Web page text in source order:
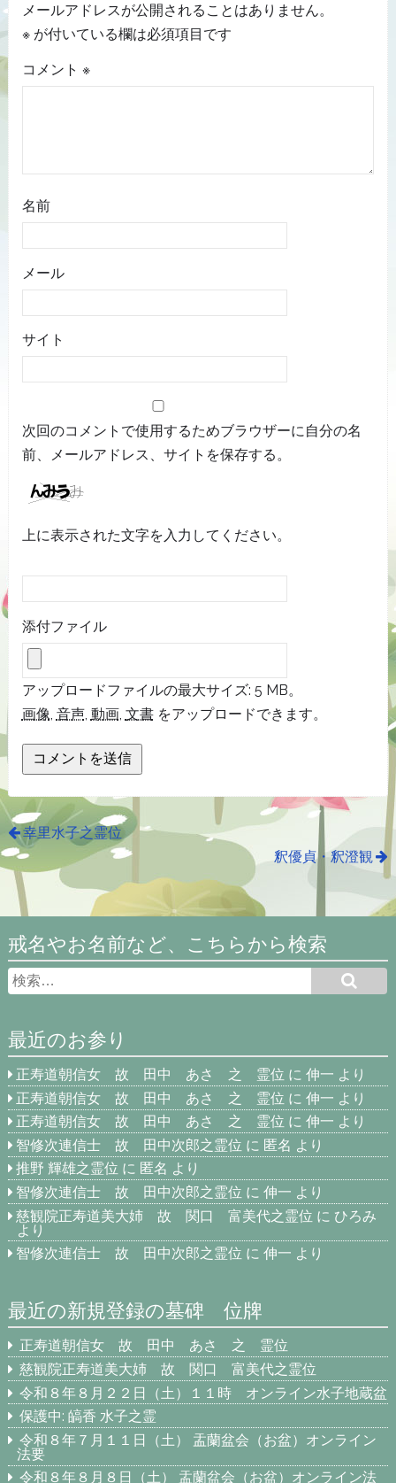
メールアドレスが公開されることはありません。
※が付いている欄は必須項目です
コメント ※
名前
メール
サイト
次回のコメントで使用するためブラウザーに自分の名
前、メールアドレス、サイトを保存する。
上に表示された文字を入力してください。
添付ファイル
アップロードファイルの最大サイズ: 5 MB。
画像 音声, 動画, 文書をアップロードできます。
幸里水子之霊位
釈優貞・釈澄観
戒名やお名前など、こちらから検索
最近のお参り
正寿道朝信女 故 田中 あさ 之 霊位 に伸一 より
正寿道朝信女 故 田中 あさ 之 霊位 に伸一 より
正寿道朝信女 故 田中 あさ 之 霊位 に伸一 より
智修次連信士 故 田中次郎之霊位 に 匿名 より
推野 輝雄之霊位 に 匿名 より
智修次連信士 故 田中次郎之霊位 に伸一 より
慈観院正寿道美大姉 故 関口 富美代之霊位 に ひろみ
より
智修次連信士 故 田中次郎之霊位 に伸一 より
最近の新規登録の墓碑 位牌
正寿道朝信女 故 田中 あさ 之 霊位
慈観院正寿道美大姉 故 関口 富美代之霊位
令和８年８月２２日（土）１１時 オンライン水子地蔵盆
保護中: 皜香 水子之霊
令和８年７月１１日（土） 盂蘭盆会（お盆）オンライン
法要
令和８年８月８日（土） 盂蘭盆会（お盆）オンライン法